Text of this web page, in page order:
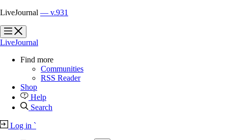
LiveJournal — v.931
?
?
LiveJournal
Find more
Communities
RSS Reader
Shop
Help
Search
Log in `